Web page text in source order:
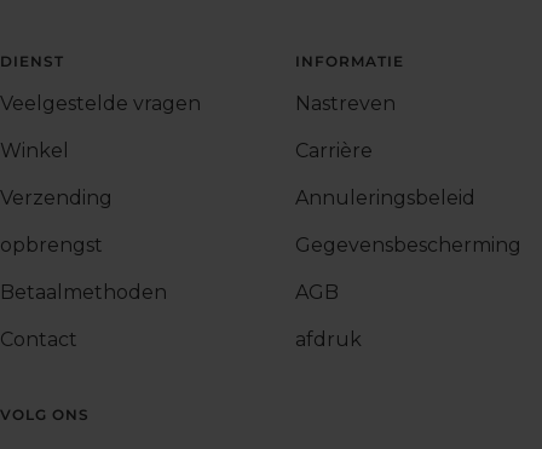
DIENST
Veelgestelde vragen
Winkel
Verzending
opbrengst
Betaalmethoden
Contact
INFORMATIE
Nastreven
Carrière
Annuleringsbeleid
Gegevensbescherming
AGB
afdruk
VOLG ONS